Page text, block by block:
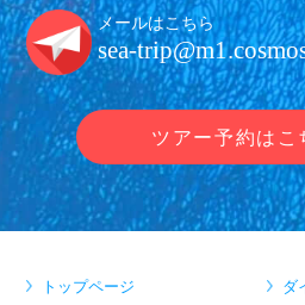
メールはこちら
sea-
ツアー予約はこ
トップページ ダ